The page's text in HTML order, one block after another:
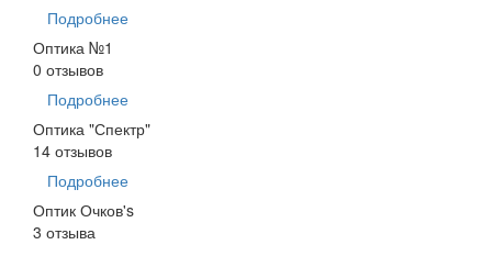
Подробнее
Оптика №1
0 отзывов
Подробнее
Оптика "Спектр"
14 отзывов
Подробнее
Оптик Очков's
3 отзыва